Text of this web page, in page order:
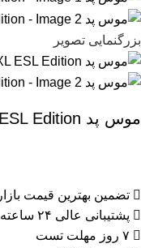
بزرگنمایی تصویر
موس پد Razer Gigantus V2 XXL ESL Edition
تضمین بهترین قیمت بازار
پشتیبانی عالی ۲۴ ساعته، ۷ روز هفته
۷ روز مهلت تست